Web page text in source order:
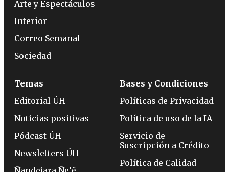
Arte y Espectáculos
Interior
Correo Semanal
Sociedad
Temas
Editorial ÚH
Noticias positivas
Pódcast ÚH
Newsletters ÚH
Bases y Condiciones
Políticas de Privacidad
Política de uso de la IA
Servicio de
Suscripción a Crédito
Política de Calidad